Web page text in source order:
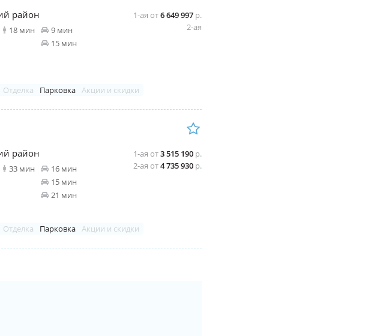
1-ая от6 649 997 р.
2-ая
район
18 мин
9 мин
15 мин
Отделка Парковка Акции и скидки
1-ая от3 515 190 р.
2-ая от4 735 930 р.
район
33 мин
16 мин
15 мин
21 мин
Отделка Парковка Акции и скидки